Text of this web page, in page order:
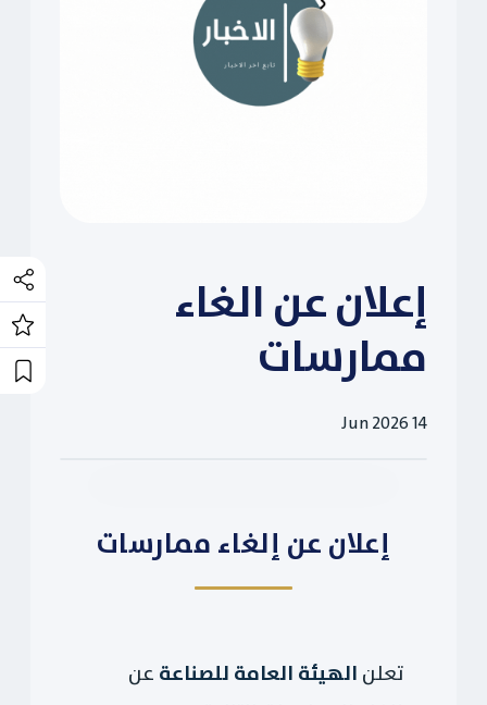
إعلان عن الغاء
ممارسات
14 Jun 2026
إعلان عن إلغاء ممارسات
تعلن الهيئة العامة للصناعة عن